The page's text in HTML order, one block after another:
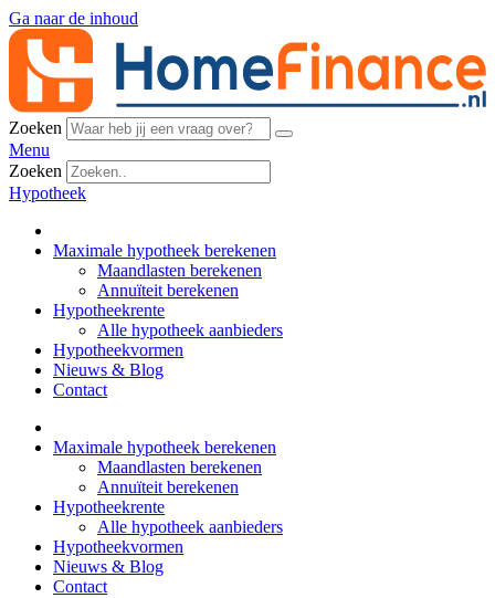
Ga naar de inhoud
Zoeken
Menu
Zoeken
Hypotheek
Maximale hypotheek berekenen
Maandlasten berekenen
Annuïteit berekenen
Hypotheekrente
Alle hypotheek aanbieders
Hypotheekvormen
Nieuws & Blog
Contact
Maximale hypotheek berekenen
Maandlasten berekenen
Annuïteit berekenen
Hypotheekrente
Alle hypotheek aanbieders
Hypotheekvormen
Nieuws & Blog
Contact